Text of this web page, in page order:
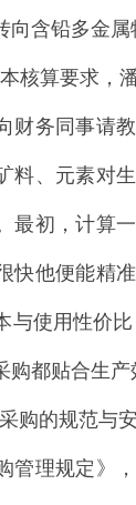
向含铅多金属
核算要求，
财务同事请
料、元素对
最初，计算
快他便能精
与使用性价比
都贴合生产
购的规范与
管理规定》